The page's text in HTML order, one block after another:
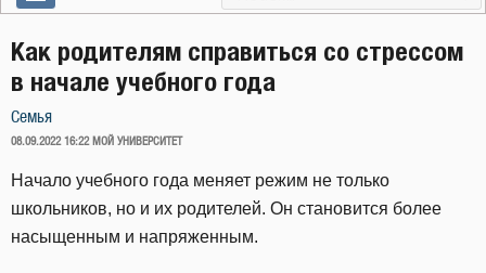
Как родителям справиться со стрессом
в начале учебного года
Семья
ОПУБЛИКОВАНО
08.09.2022 16:22 МОЙ УНИВЕРСИТЕТ
Начало учебного года меняет режим не только
школьников, но и их родителей. Он становится более
насыщенным и напряженным.